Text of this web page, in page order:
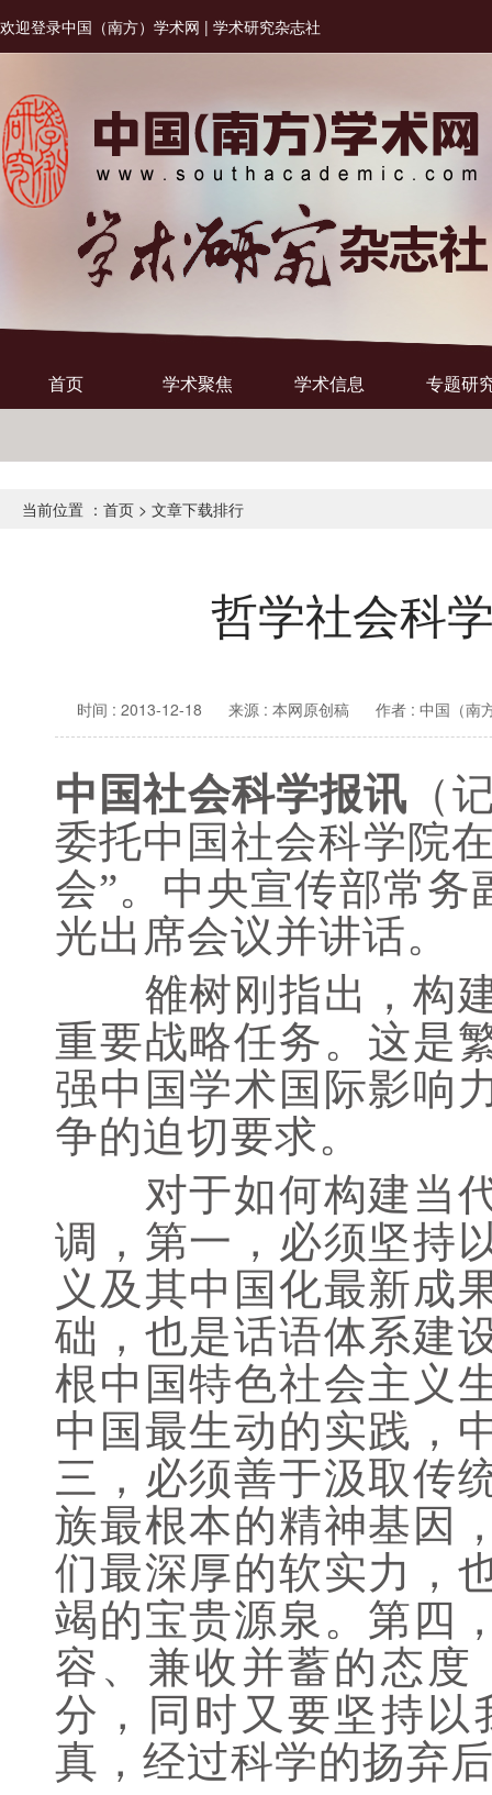
欢迎登录中国（南方）学术网 | 学术研究杂志社
首页 学术聚焦 学术信息 专题研
当前位置 ： 首页 > 文章下载排行
哲学社会科
时间 : 2013-12-18 来源 : 本网原创稿 作者 : 中国（南
中国社会科学报讯 （
委托中国社会科学院
会”。中央宣传部常
光出席会议并讲话。
雒树刚指出，构建
重要战略任务。这是
强中国学术国际影响
争的迫切要求。
对于如何构建当代
调，第一，必须坚持
义及其中国化最新成
础，也是话语体系建
根中国特色社会主义
中国最生动的实践，
三，必须善于汲取传
族最根本的精神基因
们最深厚的软实力，
竭的宝贵源泉。第四
容、兼收并蓄的态
分，同时又要坚持以
真，经过科学的扬弃